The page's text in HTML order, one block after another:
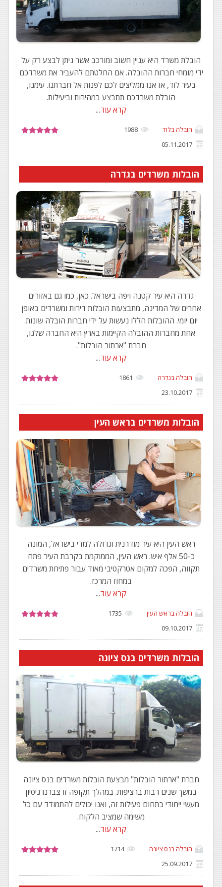
הובלת משרד היא עניין חשוב ומורכב אשר ניתן לבצע רק על
ידי מומחי חברות ההובלה. אם החלטתם להעביר את משרדכם
בעיר לוד, אז אנו ממליצים לכם לפנות אל חברתנו. עימנו,
הובלת משרדכם תתבצע במהירות וביעילות.
קרא עוד...
הובלה בלוד
1988
05.11.2017
הובלות משרדים בגדרה
גדרה היא עיר קטנה ויפה בישראל. כאן, כמו גם באזורים
אחרים של המדינה, מתבצעות הובלות דירות ומשרדים באופן
יום יומי. ההובלות הללו נעשות על ידי חברות הובלה שונות.
אחת מחברות ההובלה הקיימות בארץ היא החברה שלנו,
חברת "ארתור הובלות".
קרא עוד...
הובלה בגדרה
1861
23.10.2017
הובלות משרדים בראש העין
ראש העין היא עיר מודרנית וגדולה למדי בישראל, המונה
כ-50 אלף איש. ראש העין, הממוקמת בקרבת העיר פתח
תקווה, הפכה למקום אטרקטיבי מאוד עבור פתיחת משרדים
במחוז המרכז.
קרא עוד...
הובלה בראש העין
1735
09.10.2017
הובלות משרדים בנס ציונה
חברת "ארתור הובלות" מבצעת הובלות משרדים בנס ציונה
במשך שנים רבות ברציפות. במהלך תקופה זו צברנו ניסיון
מעשי ייחודי בתחום פעילות זה, ואנו יכולים להתמודד עם כל
משימה שמציב הלקוח.
קרא עוד...
הובלה בנס ציונה
1714
25.09.2017